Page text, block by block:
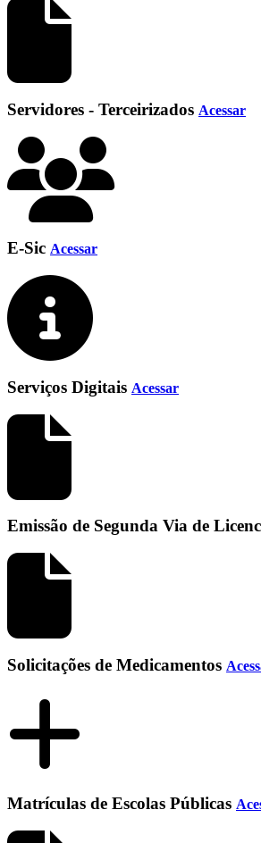
Servidores - Terceirizados Acessar
E-Sic Acessar
Serviços Digitais Acessar
Emissão de Segunda Via de
Solicitações de Medicamentos
Matrículas de Escolas Públicas